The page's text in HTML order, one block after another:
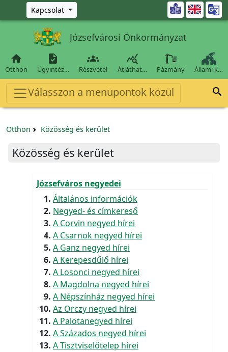
Ugrás a fő tartalomra
Kapcsolat 
Józsefvárosi Önkormányzat

Otthon

Ügyintéz…

Részvétel

Átláthat… Pázmány Állami k…
Válasszon a menüpontok közül 
Otthon Közösség és kerület
Közösség és kerület
Józsefváros negyedei
Általános információk
Negyed- és címkereső
A Corvin negyed hírei
A Csarnok negyed hírei
A Ganz negyed hírei
A Kerepesdűlő hírei
A Losonci negyed hírei
A Magdolna negyed hírei
A Népszínház negyed hírei
Az Orczy negyed hírei
A Palotanegyed hírei
A Százados negyed hírei
A Tisztviselőtelep hírei